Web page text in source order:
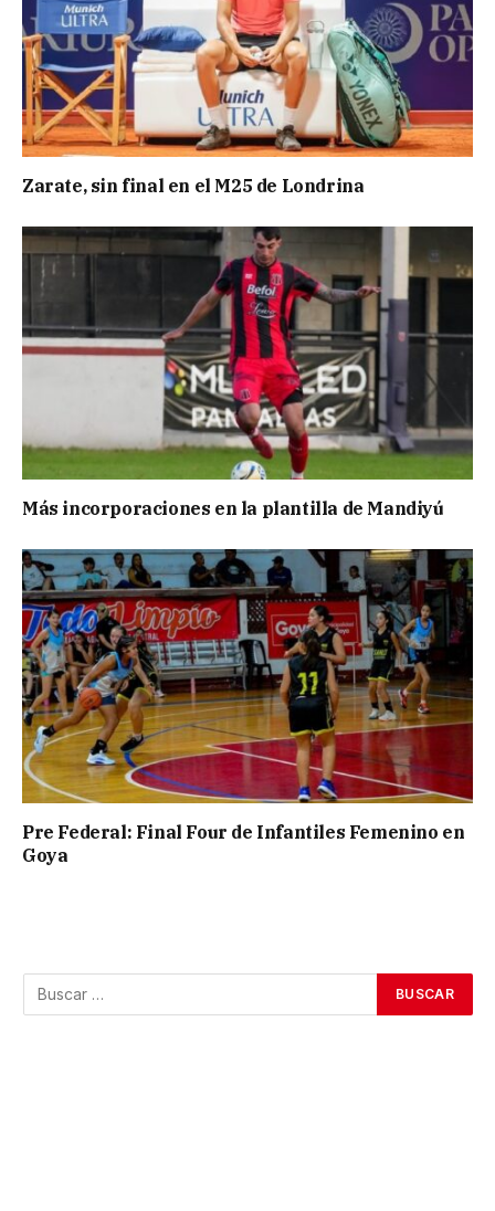
Zarate, sin final en el M25 de Londrina
Más incorporaciones en la plantilla de Mandiyú
Pre Federal: Final Four de Infantiles Femenino en
Goya